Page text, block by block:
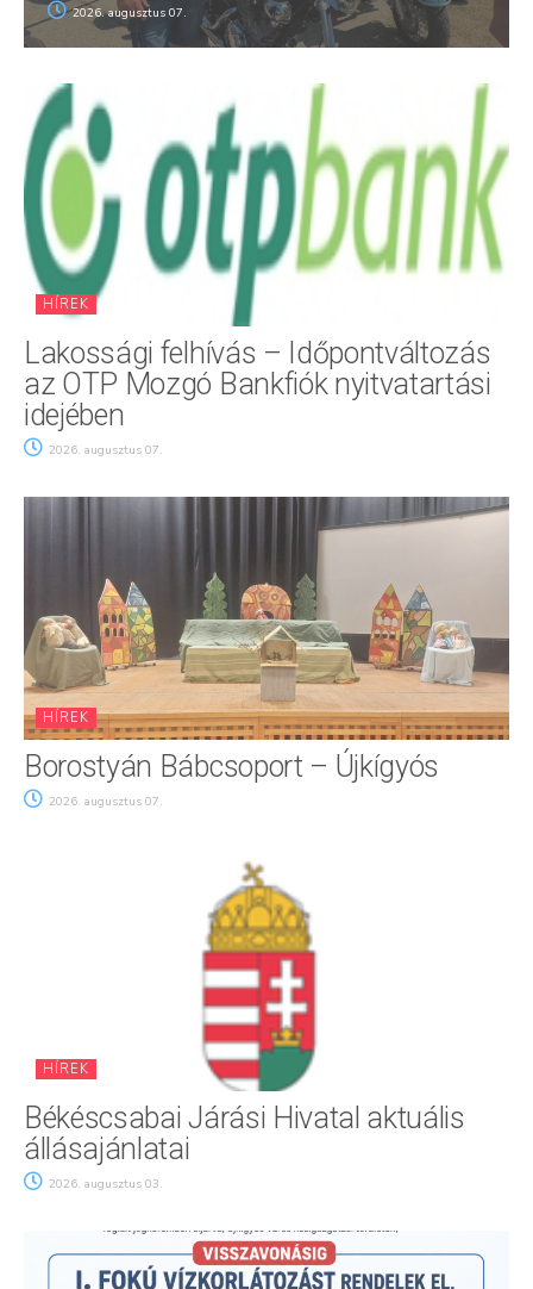
2026. augusztus 07.
HÍREK
Lakossági felhívás – Időpontváltozás
az OTP Mozgó Bankfiók nyitvatartási
idejében
2026. augusztus 07.
HÍREK
Borostyán Bábcsoport – Újkígyós
2026. augusztus 07.
HÍREK
Békéscsabai Járási Hivatal aktuális
állásajánlatai
2026. augusztus 03.